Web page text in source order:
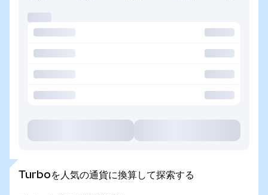
Turboを人気の通貨に換算して探索する